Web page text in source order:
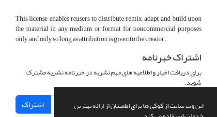
این وب سایت از کوکی ها برای اطمینان از ارائه بهترین
This license enables reusers to distribute, remix, adapt, and build upon
the material in any medium or format for noncommercial purposes
only, and only so long as attribution is given to the creator.
اشتراک خبرنامه
برای دریافت اخبار و اطلاعیه های مهم نشریه در خبرنامه نشریه مشترک
شوید.
اشتراک